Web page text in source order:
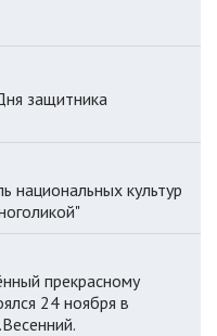
защитника
национальных культур
прекрасному
24 ноября в